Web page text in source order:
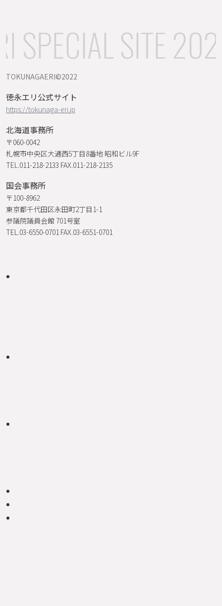
SPECIAL SITE
TOKUNAGAERI©️2022
徳永エリ公式サイト
https://tokunaga-eri.jp
北海道事務所
〒060-0042
札幌市中央区大通西5丁目8番地 昭和ビル9F
TEL.011-218-2133 FAX.011-218-2135
国会事務所
〒100-8962
東京都千代田区永田町2丁目1-1
参議院議員会館 701号室
TEL.03-6550-0701 FAX.03-6551-0701